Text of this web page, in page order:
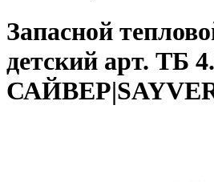
Запасной
детский арт. ТБ